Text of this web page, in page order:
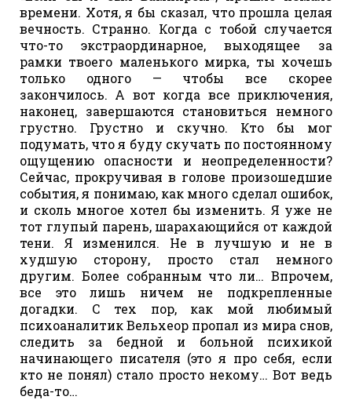
времени. Хотя, я бы сказал, что прошла целая
вечность. Странно. Когда с тобой случается
что-то экстраординарное, выходящее за
рамки твоего маленького мирка, ты хочешь
только одного — чтобы все скорее
закончилось. А вот когда все приключения,
наконец, завершаются становиться немного
грустно. Грустно и скучно. Кто бы мог
подумать, что я буду скучать по постоянному
ощущению опасности и неопределенности?
Сейчас, прокручивая в голове произошедшие
события, я понимаю, как много сделал ошибок,
и сколь многое хотел бы изменить. Я уже не
тот глупый парень, шарахающийся от каждой
тени. Я изменился. Не в лучшую и не в
худшую сторону, просто стал немного
другим. Более собранным что ли… Впрочем,
все это лишь ничем не подкрепленные
догадки. С тех пор, как мой любимый
психоаналитик Вельхеор пропал из мира снов,
следить за бедной и больной психикой
начинающего писателя (это я про себя, если
кто не понял) стало просто некому… Вот ведь
беда-то…